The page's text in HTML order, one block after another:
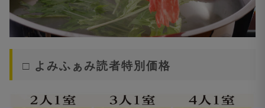
□ よみふぁみ読者特別価格